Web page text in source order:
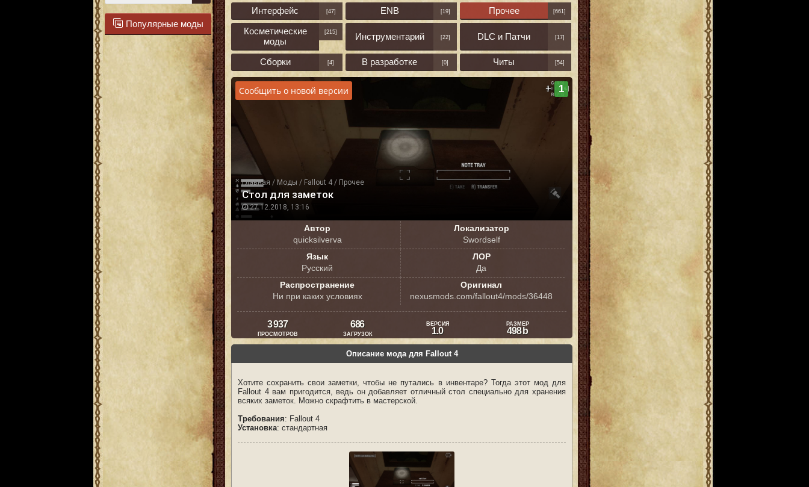
Популярные моды
Интерфейс [47] ENB [19] Прочее [661]
Косметические
моды
[215] Инструментарий [22] DLC и Патчи [17]
Сборки [4] В разработке [0] Читы [54]
Главная / Моды / Fallout 4 / Прочее
27.12.2018, 13:16
Стол для заметок
Сообщить о новой версии + 1
Автор
quicksilverva
Локализатор
Swordself
Язык
Русский
ЛОР
Да
Распространение
Ни при каких условиях
Оригинал
nexusmods.com/fallout4/mods/36448
3 937
ПРОСМОТРОВ
686
ЗАГРУЗОК
ВЕРСИЯ
1.0
РАЗМЕР
498 b
Описание мода для Fallout 4
Хотите сохранить свои заметки, чтобы не путались в инвентаре? Тогда этот мод для
Fallout 4 вам пригодится, ведь он добавляет отличный стол специально для хранения
всяких заметок. Можно скрафтить в мастерской.
Требования: Fallout 4
Установка: стандартная